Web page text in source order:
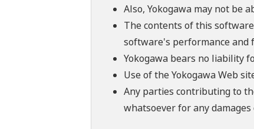
Also, Yokogawa may not be
The contents of this
software's performance and
Yokogawa bears no liability
Use of the Yokogawa Web
Any parties contributing to
whatsoever for any